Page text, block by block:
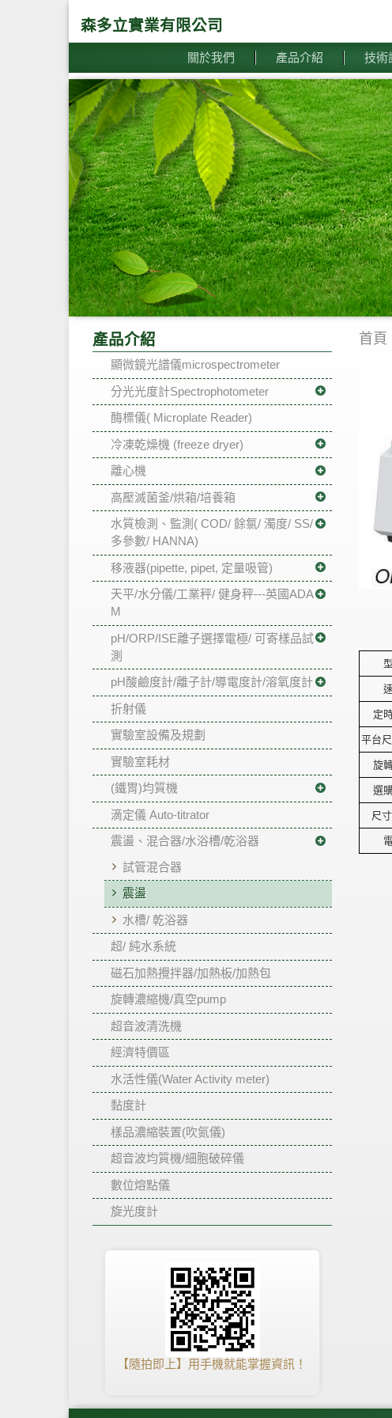
森多立實業有限公司
關於我們 產品介紹 技術
產品介紹
顯微鏡光譜儀microspectrometer
分光光度計Spectrophotometer
酶標儀( Microplate Reader)
冷凍乾燥機 (freeze dryer)
離心機
高壓滅菌釜/烘箱/培養箱
水質檢測、監測( COD/ 餘氯/ 濁度/ SS/
多參數/ HANNA)
移液器(pipette, pipet, 定量吸管)
天平/水分儀/工業秤/ 健身秤---英國ADA
M
pH/ORP/ISE離子選擇電極/ 可寄樣品試
測
pH酸鹼度計/離子計/導電度計/溶氧度計
折射儀
實驗室設備及規劃
實驗室耗材
(鐵胃)均質機
滴定儀 Auto-titrator
震盪、混合器/水浴槽/乾浴器
試管混合器
震盪
水槽/ 乾浴器
超/ 純水系統
磁石加熱攪拌器/加熱板/加熱包
旋轉濃縮機/真空pump
超音波清洗機
經濟特價區
水活性儀(Water Activity meter)
黏度計
樣品濃縮裝置(吹氮儀)
超音波均質機/細胞破碎儀
數位熔點儀
旋光度計
【隨拍即上】用手機就能掌握資訊！
首頁
定
平台
旋
選
尺